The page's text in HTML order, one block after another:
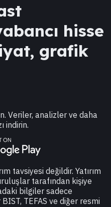
hisse
grafik
Veriler, analizler ve daha
indirin.
tavsiyesi değildir. Yatırım
tarafından kişiye
bilgiler sadece
TEFAS ve diğer resmi